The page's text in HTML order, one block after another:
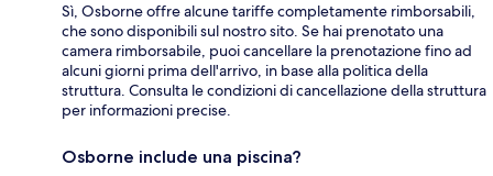
Sì, Osborne offre alcune tariffe completamente rimborsabili,
che sono disponibili sul nostro sito. Se hai prenotato una
camera rimborsabile, puoi cancellare la prenotazione fino ad
alcuni giorni prima dell'arrivo, in base alla politica della
struttura. Consulta le condizioni di cancellazione della struttura
per informazioni precise.
Osborne include una piscina?